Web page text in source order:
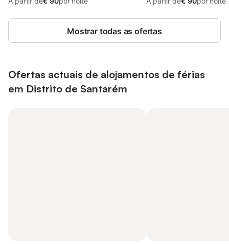
Mostrar todas as ofertas
Ofertas actuais de alojamentos de férias
em Distrito de Santarém